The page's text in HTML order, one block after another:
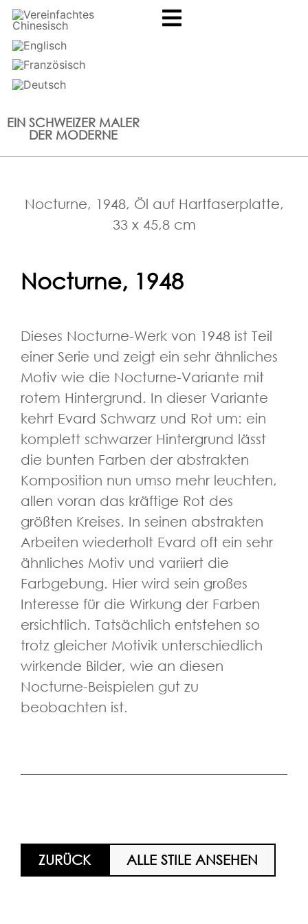
EIN SCHWEIZER MALER
DER MODERNE
Nocturne, 1948, Öl auf Hartfaserplatte,
33 x 45,8 cm
Nocturne, 1948
Dieses Nocturne-Werk von 1948 ist Teil
einer Serie und zeigt ein sehr ähnliches
Motiv wie die Nocturne-Variante mit
rotem Hintergrund. In dieser Variante
kehrt Evard Schwarz und Rot um: ein
komplett schwarzer Hintergrund lässt
die bunten Farben der abstrakten
Komposition nun umso mehr leuchten,
allen voran das kräftige Rot des
größten Kreises. In seinen abstrakten
Arbeiten wiederholt Evard oft ein sehr
ähnliches Motiv und variiert die
Farbgebung. Hier wird sein großes
Interesse für die Wirkung der Farben
ersichtlich. Tatsächlich entstehen so
trotz gleicher Motivik unterschiedlich
wirkende Bilder, wie an diesen
Nocturne-Beispielen gut zu
beobachten ist.
ZURÜCK ALLE STILE ANSEHEN